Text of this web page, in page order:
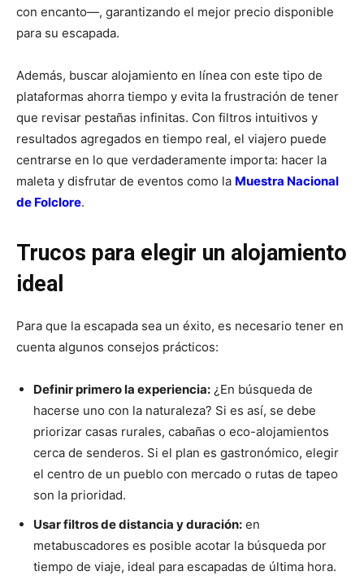
con encanto—, garantizando el mejor precio disponible
para su escapada.
Además, buscar alojamiento en línea con este tipo de
plataformas ahorra tiempo y evita la frustración de tener
que revisar pestañas infinitas. Con filtros intuitivos y
resultados agregados en tiempo real, el viajero puede
centrarse en lo que verdaderamente importa: hacer la
maleta y disfrutar de eventos como la Muestra Nacional
de Folclore.
Trucos para elegir un alojamiento
ideal
Para que la escapada sea un éxito, es necesario tener en
cuenta algunos consejos prácticos:
Definir primero la experiencia: ¿En búsqueda de
hacerse uno con la naturaleza? Si es así, se debe
priorizar casas rurales, cabañas o eco-alojamientos
cerca de senderos. Si el plan es gastronómico, elegir
el centro de un pueblo con mercado o rutas de tapeo
son la prioridad.
Usar filtros de distancia y duración: en
metabuscadores es posible acotar la búsqueda por
tiempo de viaje, ideal para escapadas de última hora.